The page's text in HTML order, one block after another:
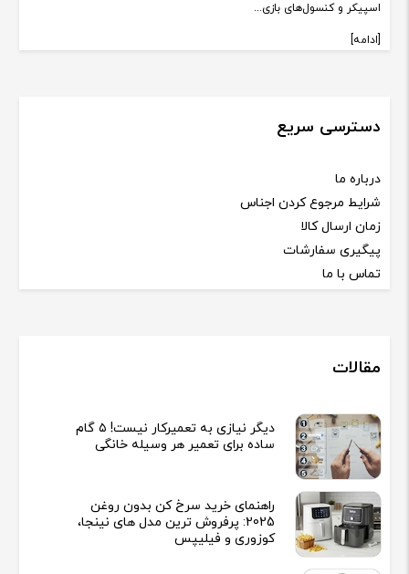
اسپیکر و کنسول‌های بازی...
[ادامه]
دسترسی سریع
درباره ما
شرایط مرجوع کردن اجناس
زمان ارسال کالا
پیگیری سفارشات
تماس با ما
مقالات
دیگر نیازی به تعمیرکار نیست! ۵ گام
ساده برای تعمیر هر وسیله خانگی
راهنمای خرید سرخ کن بدون روغن
2025: پرفروش ترین مدل های نینجا،
کوزوری و فیلیپس